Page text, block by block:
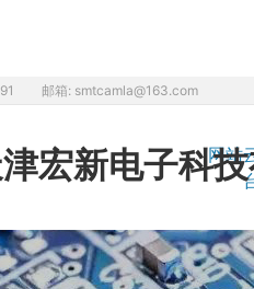
宏新电子科
邮箱: smtcamla@163.com
网站